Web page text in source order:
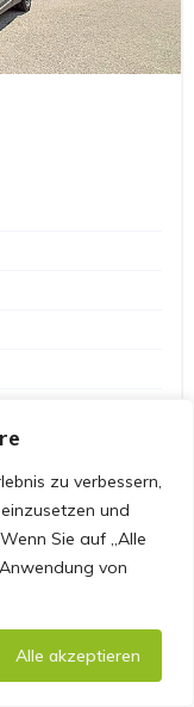
zu verbessern,
und
Sie auf „Alle
von
Alle akzeptieren